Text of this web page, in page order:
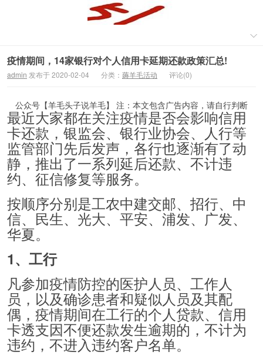
疫情期间，14家银行对个人信用卡延期还款政策汇总!
admin 发布于 2020-02-04 分类： 薅羊毛活动 评论(0)
公众号【羊毛头子说羊毛】 注：本文包含广告内容，请自行判断
最近大家都在关注疫情是否会影响信用
卡还款，银监会、银行业协会、人行等
监管部门先后发声，各行也逐渐有了动
静，推出了一系列延后还款、不计违
约、征信修复等服务。
按顺序分别是工农中建交邮、招行、中
信、民生、光大、平安、浦发、广发、
华夏。
1、工行
凡参加疫情防控的医护人员、工作人
员，以及确诊患者和疑似人员及其配
偶，疫情期间在工行的个人贷款、信用
卡透支因不便还款发生逾期的，不计为
违约，不进入违约客户名单。